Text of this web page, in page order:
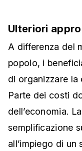
Ulteriori
A differenza del
popolo, i
di organizzare la
Parte dei costi
dell’economia.
semplificazione
all’impiego di